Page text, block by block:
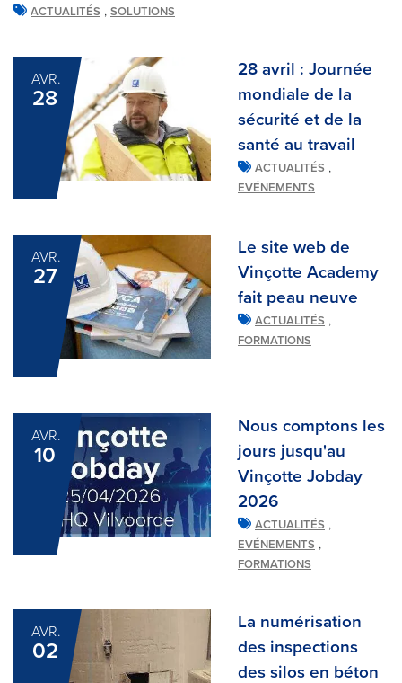
ACTUALITÉS , SOLUTIONS
AVR.
28
28 avril : Journée
mondiale de la
sécurité et de la
santé au travail
ACTUALITÉS ,
EVÉNEMENTS
AVR.
27
Le site web de
Vinçotte Academy
fait peau neuve
ACTUALITÉS ,
FORMATIONS
AVR.
10
Nous comptons les
jours jusqu'au
Vinçotte Jobday
2026
ACTUALITÉS ,
EVÉNEMENTS ,
FORMATIONS
AVR.
02
La numérisation
des inspections
des silos en béton